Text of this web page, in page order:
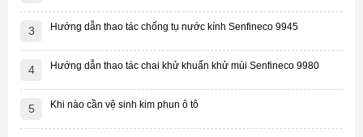
3 Hướng dẫn thao tác chống tụ nước kính Senfineco 9945
4 Hướng dẫn thao tác chai khử khuẩn khử mùi Senfineco 9980
5 Khi nào cần vệ sinh kim phun ô tô